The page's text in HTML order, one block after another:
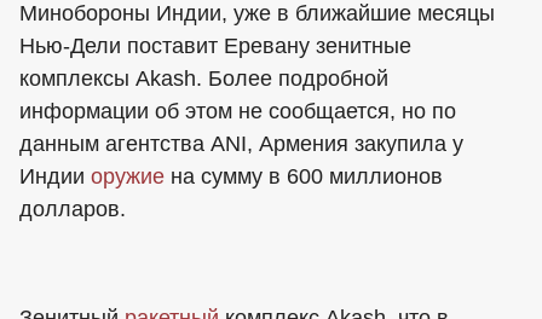
Минобороны Индии, уже в ближайшие месяцы
Нью-Дели поставит Еревану зенитные
комплексы Akash. Более подробной
информации об этом не сообщается, но по
данным агентства ANI, Армения закупила у
Индии оружие на сумму в 600 миллионов
долларов.